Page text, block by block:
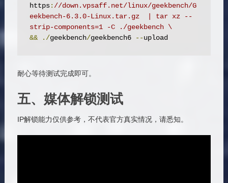
https: //down.vpsaff.net/linux/geekbench/G
eekbench-6.3.0-Linux.tar.gz  | tar xz --
strip-components=1 -C ./geekbench \
&&
./geekbench/geekbench6 --upload
耐心等待测试完成即可。
五、媒体解锁测试
IP解锁能力仅供参考，不代表官方真实情况，请悉知。